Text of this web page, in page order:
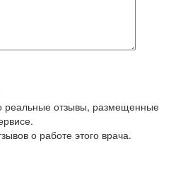
реальные отзывы, размещенные
о работе этого врача.